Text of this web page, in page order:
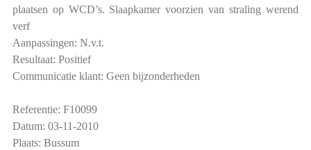
plaatsen op WCD’s. Slaapkamer voorzien van straling werend
verf
Aanpassingen: N.v.t.
Resultaat: Positief
Communicatie klant: Geen bijzonderheden
Referentie: F10099
Datum: 03-11-2010
Plaats: Bussum